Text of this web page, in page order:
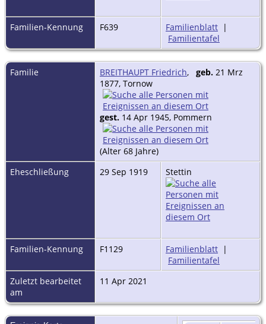
Familien-Kennung F639 Familienblatt |
Familientafel
Familie BREITHAUPT Friedrich, geb. 21 Mrz
1877, Tornow
gest. 14 Apr 1945, Pommern
(Alter 68 Jahre)
Eheschließung
29 Sep 1919 Stettin
Familien-Kennung F1129 Familienblatt |
Familientafel
Zuletzt bearbeitet
am
11 Apr 2021